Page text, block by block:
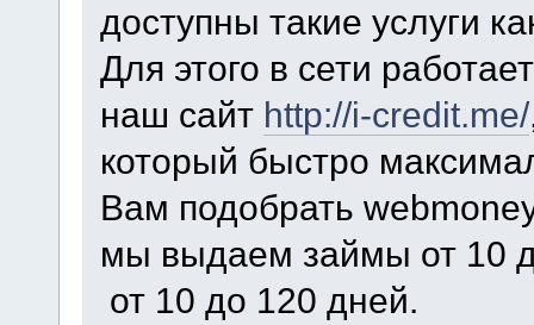
доступны такие услуги
Для этого в сети
наш сайт http://i-credit.me/
который быстро
Вам подобрать
мы выдаем займы от 10
от 10 до 120 дней.